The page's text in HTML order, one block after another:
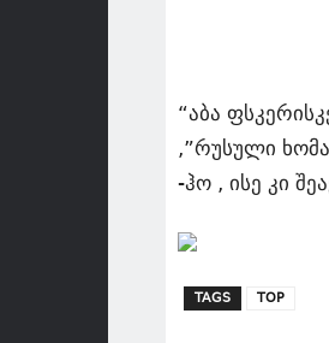
“აბა
,”რუსული
-ჰო , ისე კი
TAGS TOP